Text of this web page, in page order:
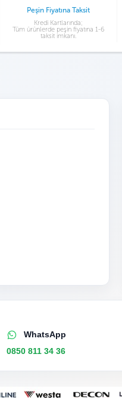
Peşin Fiyatına Taksit
Kredi Kartlarında;
Tüm ürünlerde peşin fiyatına 1-6
taksit imkanı.
WhatsApp
0850 811 34 36